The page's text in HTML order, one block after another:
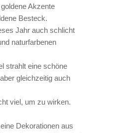
Akzente
Besteck.
Jahr auch schlicht
naturfarbenen
strahlt eine schöne
gleichzeitig auch
viel, um zu wirken.
Dekorationen aus